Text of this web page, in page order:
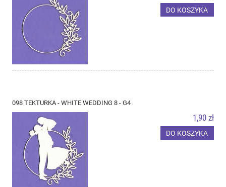
DO KOSZYKA
098 TEKTURKA - WHITE WEDDING 8 - G4
1,90 zł
DO KOSZYKA